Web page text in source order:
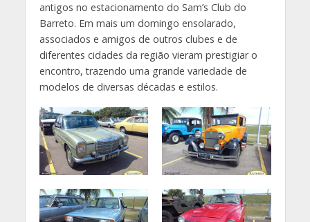
antigos no estacionamento do Sam’s Club do
Barreto. Em mais um domingo ensolarado,
associados e amigos de outros clubes e de
diferentes cidades da região vieram prestigiar o
encontro, trazendo uma grande variedade de
modelos de diversas décadas e estilos.